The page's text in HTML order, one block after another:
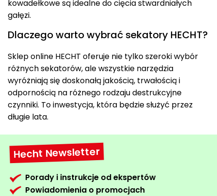
kowadełkowe są idealne do cięcia stwardniałych
gałęzi.
Dlaczego warto wybrać sekatory HECHT?
Sklep online HECHT oferuje nie tylko szeroki wybór
różnych sekatorów, ale wszystkie narzędzia
wyróżniają się doskonałą jakością, trwałością i
odpornością na różnego rodzaju destrukcyjne
czynniki. To inwestycja, która będzie służyć przez
długie lata.
Hecht Newsletter
Porady i instrukcje od ekspertów
Powiadomienia o promocjach